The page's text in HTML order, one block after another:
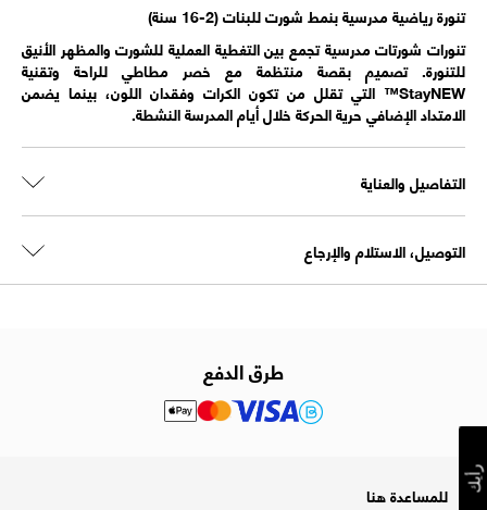
تنورة رياضية مدرسية بنمط شورت للبنات (2-16 سنة)
تنورات شورتات مدرسية تجمع بين التغطية العملية للشورت والمظهر الأنيق
للتنورة. تصميم بقصة منتظمة مع خصر مطاطي للراحة وتقنية
StayNEW™ التي تقلل من تكون الكرات وفقدان اللون، بينما يضمن
الامتداد الإضافي حرية الحركة خلال أيام المدرسة النشطة.
التفاصيل والعناية
التوصيل، الاستلام والإرجاع
طرق الدفع
للمساعدة هنا
رأيك